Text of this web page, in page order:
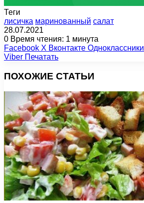
Теги
лисичка маринованный салат
28.07.2021
0 Время чтения: 1 минута
Facebook X Вконтакте Одноклассники
Viber Печатать
ПОХОЖИЕ СТАТЬИ